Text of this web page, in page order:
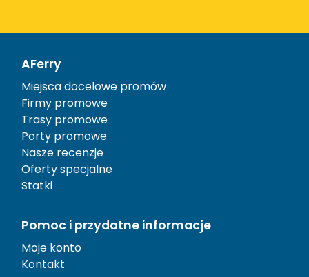
AFerry
Miejsca docelowe promów
Firmy promowe
Trasy promowe
Porty promowe
Nasze recenzje
Oferty specjalne
Statki
Pomoc i przydatne informacje
Moje konto
Kontakt